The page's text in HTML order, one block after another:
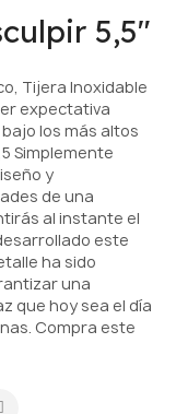
5,5"
Tijera Inoxidable
expectativa
los más altos
Simplemente
y
de una
al instante el
este
ha sido
una
que hoy sea el día
Compra este